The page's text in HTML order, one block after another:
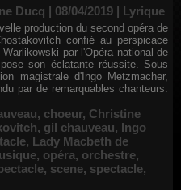
Ducq | 08/04/2019 | Lyrique
production du second opéra de
confié au perspicace
Warlikowski par l'Opéra national de
son éclatante réussite. Sous
magistrale d'Ingo Metzmacher,
par de remarquables chanteurs.
, choeur, Christine
, gil chauveau, Ingo
, Lady Macbeth de
, opéra, orchestre,
, scene, spectacle,